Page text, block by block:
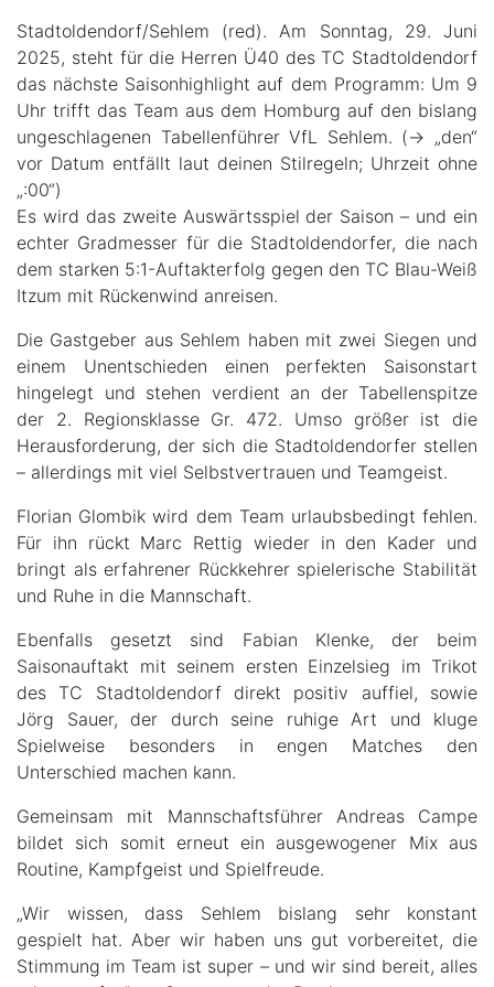
Stadtoldendorf/Sehlem (red). Am Sonntag, 29. Juni
2025, steht für die Herren Ü40 des TC Stadtoldendorf
das nächste Saisonhighlight auf dem Programm: Um 9
Uhr trifft das Team aus dem Homburg auf den bislang
ungeschlagenen Tabellenführer VfL Sehlem. (→ „den“
vor Datum entfällt laut deinen Stilregeln; Uhrzeit ohne
„:00“)
Es wird das zweite Auswärtsspiel der Saison – und ein
echter Gradmesser für die Stadtoldendorfer, die nach
dem starken 5:1-Auftakterfolg gegen den TC Blau-Weiß
Itzum mit Rückenwind anreisen.
Die Gastgeber aus Sehlem haben mit zwei Siegen und
einem Unentschieden einen perfekten Saisonstart
hingelegt und stehen verdient an der Tabellenspitze
der 2. Regionsklasse Gr. 472. Umso größer ist die
Herausforderung, der sich die Stadtoldendorfer stellen
– allerdings mit viel Selbstvertrauen und Teamgeist.
Florian Glombik wird dem Team urlaubsbedingt fehlen.
Für ihn rückt Marc Rettig wieder in den Kader und
bringt als erfahrener Rückkehrer spielerische Stabilität
und Ruhe in die Mannschaft.
Ebenfalls gesetzt sind Fabian Klenke, der beim
Saisonauftakt mit seinem ersten Einzelsieg im Trikot
des TC Stadtoldendorf direkt positiv auffiel, sowie
Jörg Sauer, der durch seine ruhige Art und kluge
Spielweise besonders in engen Matches den
Unterschied machen kann.
Gemeinsam mit Mannschaftsführer Andreas Campe
bildet sich somit erneut ein ausgewogener Mix aus
Routine, Kampfgeist und Spielfreude.
„Wir wissen, dass Sehlem bislang sehr konstant
gespielt hat. Aber wir haben uns gut vorbereitet, die
Stimmung im Team ist super – und wir sind bereit, alles